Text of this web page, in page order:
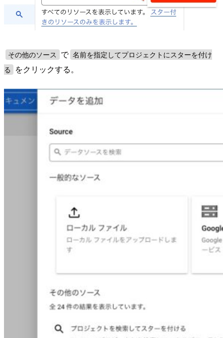
その他のソース で 名前を指定してプロジェクトにスターを付け
る
をクリックする。